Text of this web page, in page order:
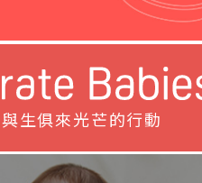
與生俱來光芒的行動